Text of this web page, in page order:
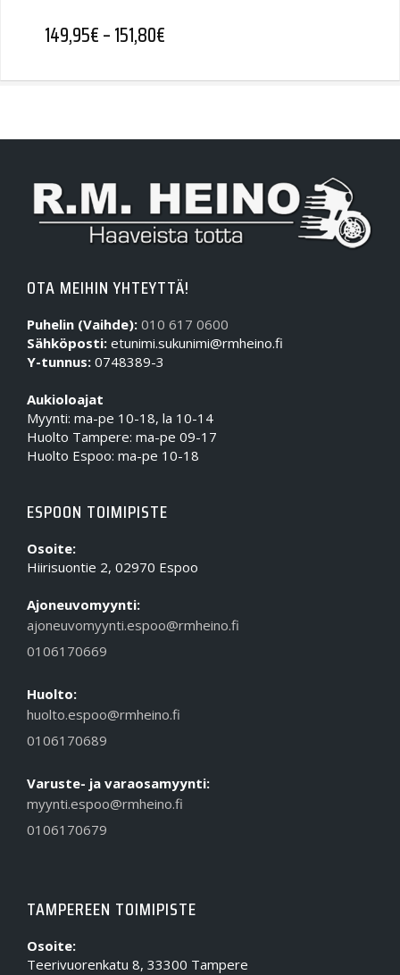
149,95€–151,80€
OTA MEIHIN YHTEYTTÄ!
Puhelin (Vaihde): 010 617 0600
Sähköposti: etunimi.sukunimi@rmheino.fi
Y-tunnus: 0748389-3
Aukioloajat
Myynti: ma-pe 10-18, la 10-14
Huolto Tampere: ma-pe 09-17
Huolto Espoo: ma-pe 10-18
ESPOON TOIMIPISTE
Osoite:
Hiirisuontie 2, 02970 Espoo
Ajoneuvomyynti:
ajoneuvomyynti.espoo@rmheino.fi
0106170669
Huolto:
huolto.espoo@rmheino.fi
0106170689
Varuste- ja varaosamyynti:
myynti.espoo@rmheino.fi
0106170679
TAMPEREEN TOIMIPISTE
Osoite:
Teerivuorenkatu 8, 33300 Tampere